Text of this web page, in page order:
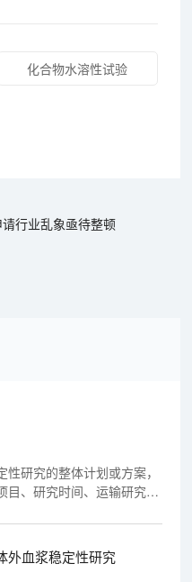
化合物水溶性试验
行业乱象亟待整顿
研究的整体计划或方案，
目、研究时间、运输研究、
外血浆稳定性研究